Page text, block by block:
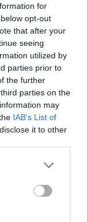
for
opt-out
that after your
seeing
utilized by
parties prior to
the further
parties on the
may
IAB’s List of
it to other
G con 8 squadre
dei molisani del
in D: Forzati,
Bolzicco e tanti
il 23, i derby
Monastir il 30
Meloni si